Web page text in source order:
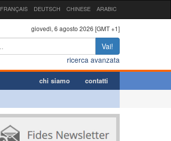
FRANÇAIS DEUTSCH CHINESE ARABIC
giovedì, 6 agosto 2026 [GMT +1]
Vai!
ricerca avanzata
chi siamo contatti